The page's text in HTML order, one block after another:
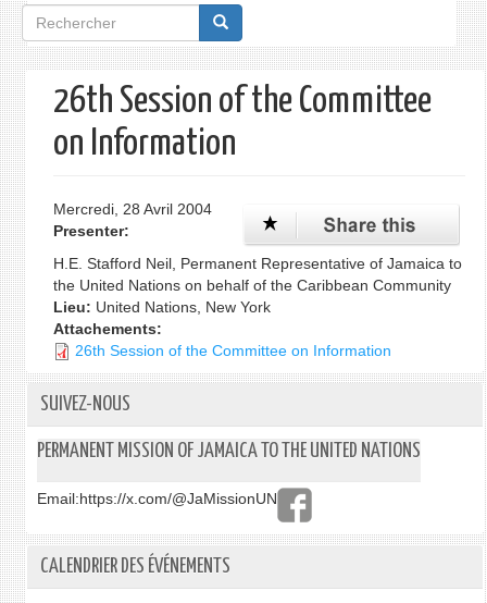
Formulaire
de
recherche
26th Session of the Committee
on Information
Mercredi, 28 Avril 2004
Presenter:
H.E. Stafford Neil, Permanent Representative of Jamaica to
the United Nations on behalf of the Caribbean Community
Lieu: United Nations, New York
Attachements:
26th Session of the Committee on Information
SUIVEZ-NOUS
PERMANENT MISSION OF JAMAICA TO THE UNITED NATIONS
Email:https://x.com/@JaMissionUN
CALENDRIER DES ÉVÉNEMENTS